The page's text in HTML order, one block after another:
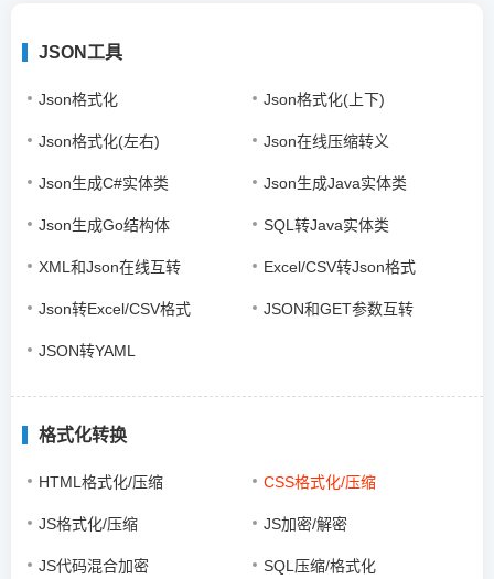
JSON工具
Json格式化 Json格式化(上下)
Json格式化(左右) Json在线压缩转义
Json生成C#实体类 Json生成Java实体类
Json生成Go结构体 SQL转Java实体类
XML和Json在线互转 Excel/CSV转Json格式
Json转Excel/CSV格式 JSON和GET参数互转
JSON转YAML
格式化转换
HTML格式化/压缩 CSS格式化/压缩
JS格式化/压缩 JS加密/解密
JS代码混合加密 SQL压缩/格式化